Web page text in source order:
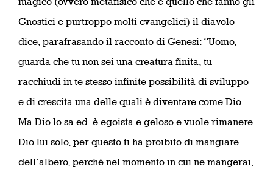
Gnostici e purtroppo molti evangelici) il diavolo
dice, parafrasando il racconto di Genesi: “Uomo,
guarda che tu non sei una creatura finita, tu
racchiudi in te stesso infinite possibilità di sviluppo
e di crescita una delle quali è diventare come Dio.
Ma Dio lo sa ed è egoista e geloso e vuole rimanere
Dio lui solo, per questo ti ha proibito di mangiare
dell’albero, perché nel momento in cui ne mangerai,